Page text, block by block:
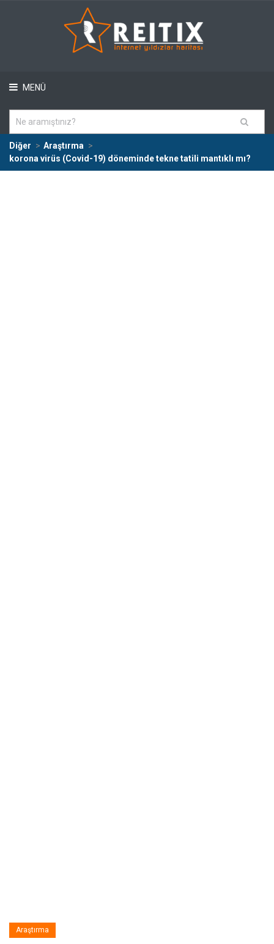
MENÜ
Diğer
Araştırma
korona virüs (Covid-19) döneminde tekne tatili mantıklı mı?
Araştırma